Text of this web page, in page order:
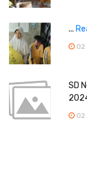
...
02
SD
02